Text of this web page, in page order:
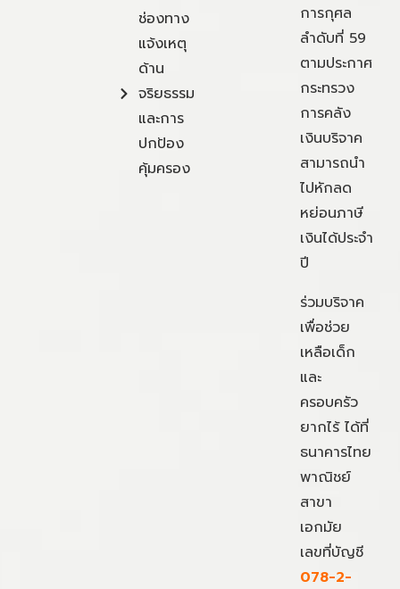
ช่องทาง
แจ้งเหตุ
ด้าน
จริยธรรม
และการ
ปกป้อง
คุ้มครอง
การกุศล
ลำดับที่ 59
ตามประกาศ
กระทรวง
การคลัง
เงินบริจาค
สามารถนำ
ไปหักลด
หย่อนภาษี
เงินได้ประจำ
ปี
ร่วมบริจาค
เพื่อช่วย
เหลือเด็ก
และ
ครอบครัว
ยากไร้ ได้ที่
ธนาคารไทย
พาณิชย์
สาขา
เอกมัย
เลขที่บัญชี
078-2-